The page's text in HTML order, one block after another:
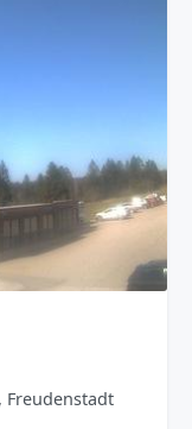
Freudenstadt